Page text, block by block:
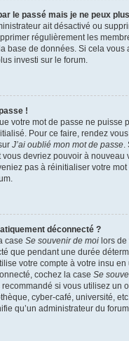
le passé mais je ne peux
ait désactivé ou
régulièrement les
base de données. Si cela vous
investi sur le forum.
!
votre mot de passe ne puisse
Pour ce faire, rendez
J’ai oublié mon mot de passe.
devriez pouvoir à nouveau
pas à réinitialiser votre
déconnecté ?
case Se souvenir de moi lors
que pendant une durée
votre compte à votre insu
cochez la case Se
recommandé si vous utilisez un
cyber-café, université,
qu’un administrateur du